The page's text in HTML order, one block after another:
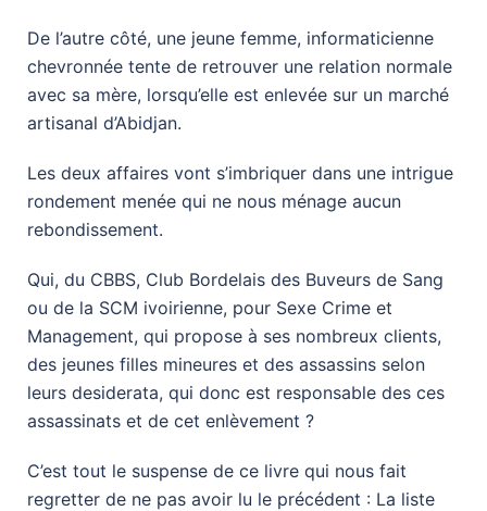
De l’autre côté, une jeune femme, informaticienne
chevronnée tente de retrouver une relation normale
avec sa mère, lorsqu’elle est enlevée sur un marché
artisanal d’Abidjan.
Les deux affaires vont s’imbriquer dans une intrigue
rondement menée qui ne nous ménage aucun
rebondissement.
Qui, du CBBS, Club Bordelais des Buveurs de Sang
ou de la SCM ivoirienne, pour Sexe Crime et
Management, qui propose à ses nombreux clients,
des jeunes filles mineures et des assassins selon
leurs desiderata, qui donc est responsable des ces
assassinats et de cet enlèvement ?
C’est tout le suspense de ce livre qui nous fait
regretter de ne pas avoir lu le précédent : La liste